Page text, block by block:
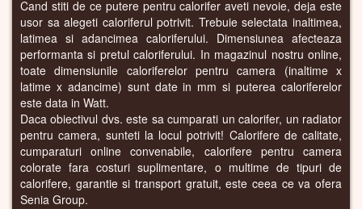
Cand stiti de ce putere pentru calorifer aveti nevoie, deja este
usor sa alegeti caloriferul potrivit. Trebuie selectata inaltimea,
latimea si adancimea caloriferului. Dimensiunea afecteaza
performanta si pretul caloriferului. In magazinul nostru online,
toate dimensiunile caloriferelor pentru camera (inaltime x
latime x adancime) sunt date in mm si puterea caloriferelor
este data in Watt.
Daca obiectivul dvs. este sa cumparati un calorifer, un radiator
pentru camera, sunteti la locul potrivit! Calorifere de calitate,
cumparaturi online convenabile, calorifere pentru camera
colorate fara costuri suplimentare, o multime de tipuri de
calorifere, garantie si transport gratuit, este ceea ce va ofera
Senia Group.